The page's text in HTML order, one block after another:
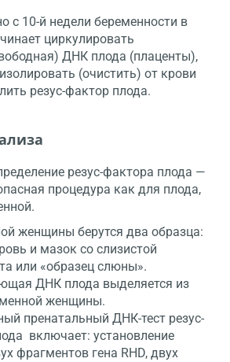
с 10-й недели беременности в
циркулировать
ДНК плода (плаценты),
(очистить) от крови
резус-фактор плода.
резус-фактора плода —
процедура как для плода,
женщины берутся два образца:
и мазок со слизистой
или «образец слюны».
ДНК плода выделяется из
женщины.
пренатальный ДНК-тест резус-
включает: установление
фрагментов гена RHD, двух